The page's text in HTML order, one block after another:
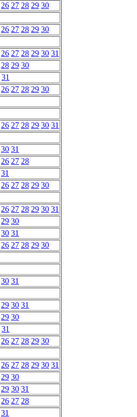
26 27 28 29 30
26 27 28 29 30
26 27 28 29 30 31
28 29 30
31
26 27 28 29 30
26 27 28 29 30 31
30 31
26 27 28
31
26 27 28 29 30
26 27 28 29 30 31
29 30
30 31
26 27 28 29 30
30 31
29 30 31
29 30
31
26 27 28 29 30
26 27 28 29 30 31
29 30
29 30 31
26 27 28
31